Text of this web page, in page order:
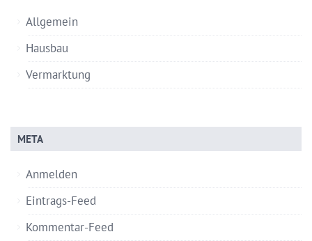
Allgemein
Hausbau
Vermarktung
META
Anmelden
Eintrags-Feed
Kommentar-Feed